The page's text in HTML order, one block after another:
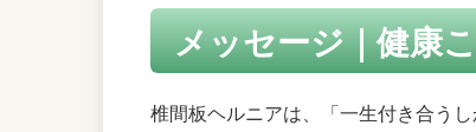
メッセージ｜健康
椎間板ヘルニアは、「一生付き合う